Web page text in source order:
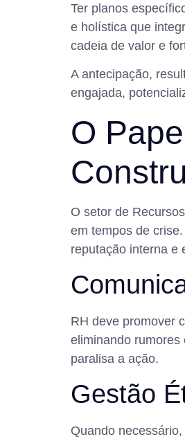
Ter planos
e holística que
cadeia de valor e
A antecipação,
engajada,
O
O setor de
em tempos de
reputação interna e
RH deve promover
eliminando rumores
paralisa a ação.
Gestão
Quando